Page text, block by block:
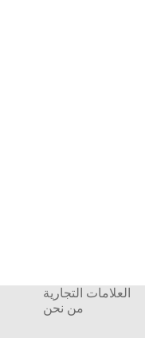
العلامات التجارية
من نحن